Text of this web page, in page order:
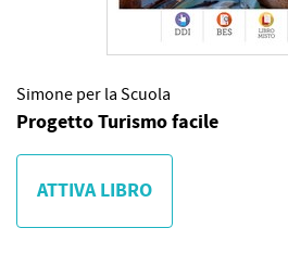
Simone per la Scuola
Progetto Turismo facile
ATTIVA LIBRO